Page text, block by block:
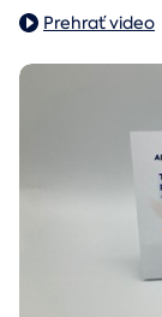
Prehrať video